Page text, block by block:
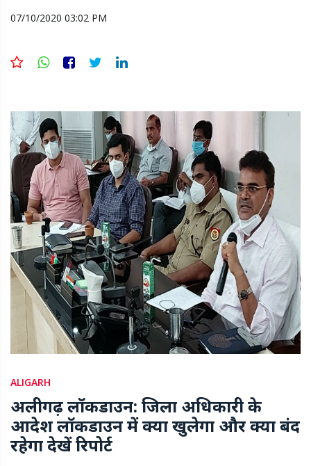
07/10/2020 03:02 PM
ALIGARH
अलीगढ़ लॉकडाउन: जिला अधिकारी के
आदेश लॉकडाउन में क्या खुलेगा और क्या बंद
रहेगा देखें रिपोर्ट